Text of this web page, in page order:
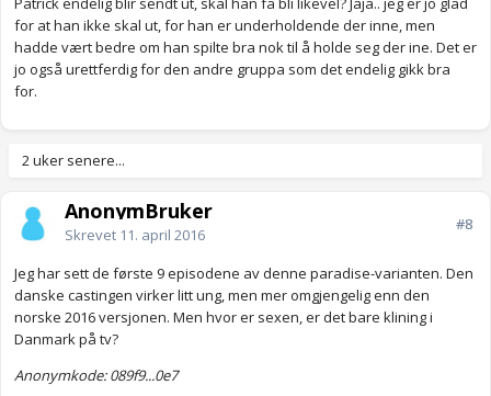
for at han ikke skal ut, for han er underholdende der inne, men
hadde vært bedre om han spilte bra nok til å holde seg der ine. Det er
jo også urettferdig for den andre gruppa som det endelig gikk bra
for.
2 uker senere...
AnonymBruker
Skrevet 11. april 2016
#8
Jeg har sett de første 9 episodene av denne paradise-varianten. Den
danske castingen virker litt ung, men mer omgjengelig enn den
norske 2016 versjonen. Men hvor er sexen, er det bare klining i
Danmark på tv?
Anonymkode: 089f9...0e7